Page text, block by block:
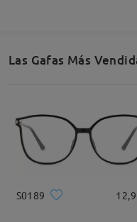
Las Gafas Más
S0189